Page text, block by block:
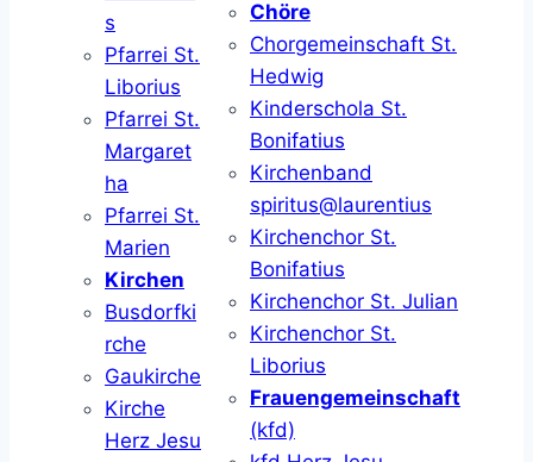
s
Pfarrei St.
Liborius
Pfarrei St.
Margaret
ha
Pfarrei St.
Marien
Kirchen
Busdorfki
rche
Gaukirche
Kirche
Herz Jesu
Chöre
Chorgemeinschaft St.
Hedwig
Kinderschola St.
Bonifatius
Kirchenband
spiritus@laurentius
Kirchenchor St.
Bonifatius
Kirchenchor St. Julian
Kirchenchor St.
Liborius
Frauengemeinschaft
(kfd)